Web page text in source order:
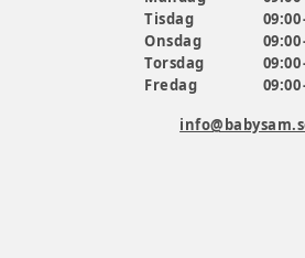
Tisdag
09:00
Onsdag
09:00
Torsdag
09:00
Fredag
09:00